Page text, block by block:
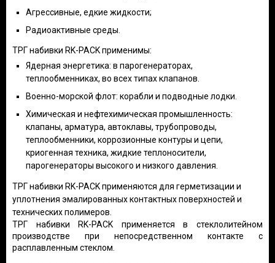
Агрессивные, едкие жидкости;
Радиоактивные среды.
ТРГ набивки RK-PACK применимы:
Ядерная энергетика: в парогенераторах,
теплообменниках, во всех типах клапанов.
Военно-морской флот: корабли и подводные лодки.
Химическая и нефтехимическая промышленность:
клапаны, арматура, автоклавы, трубопроводы,
теплообменники, коррозионные контуры и цепи,
криогенная техника, жидкие теплоносители,
парогенераторы высокого и низкого давления.
ТРГ набивки RK-PACK применяются для герметизации и
уплотнения эмалированных контактных поверхностей и
технических полимеров.
ТРГ набивки RK-PACK применяется в стеклолитейном
производстве при непосредственном контакте с
расплавленным стеклом.